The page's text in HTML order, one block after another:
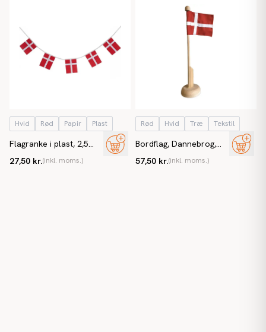
Hvid Rød Papir Plast
Flagranke i plast, 2,5
Dannebrogsflag i A5
27,50 kr.(inkl. moms.)
Rød Hvid Træ Tekstil
Bordflag, Dannebrog,
57,50 kr.(inkl. moms.)